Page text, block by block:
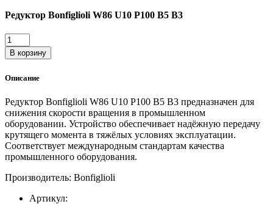
Редуктор Bonfiglioli W86 U10 P100 B5 B3
Количество
товара
Редуктор
W86
P100
B5
B3
В корзину
Описание
Редуктор Bonfiglioli W86 U10 P100 B5 B3 предназначен для
снижения скорости вращения в промышленном
оборудовании. Устройство обеспечивает надёжную передачу
крутящего момента в тяжёлых условиях эксплуатации.
Соответствует международным стандартам качества
промышленного оборудования.
Производитель: Bonfiglioli
Артикул: